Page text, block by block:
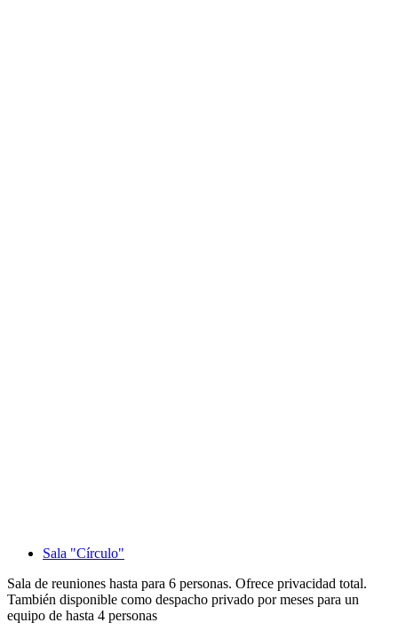
Sala "Círculo"
Sala de reuniones hasta para 6 personas. Ofrece privacidad total.
También disponible como despacho privado por meses para un
equipo de hasta 4 personas